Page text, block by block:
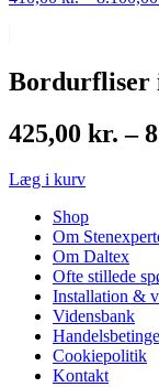
Bordurfliser
425,00 kr. –
Læg i kurv
Shop
Om
Om Daltex
Ofte stillede
Installation &
Vidensbank
Cookiepolitik
Kontakt